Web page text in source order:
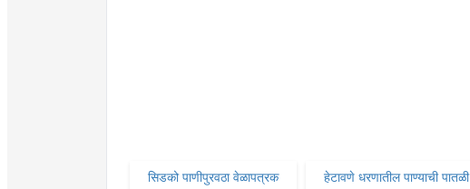
सिडको पाणीपुरवठा वेळापत्रक हेटावणे धरणातील पाण्याची पातळी